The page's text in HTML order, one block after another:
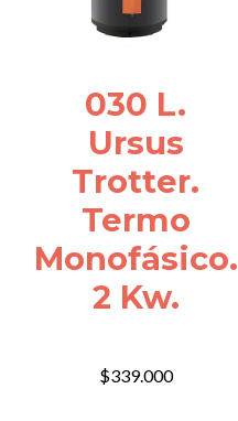
030 L.
Ursus
Trotter.
Termo
Monofásico.
2 Kw.
$339.000